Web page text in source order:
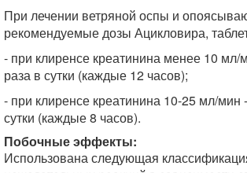
При лечении ветряной оспы и
рекомендуемые дозы Ацикловира,
- при клиренсе креатинина менее 10 мл/
раза в сутки (каждые 12 часов);
- при клиренсе креатинина 10-25 мл/мин
сутки (каждые 8 часов).
Побочные эффекты:
Использована следующая